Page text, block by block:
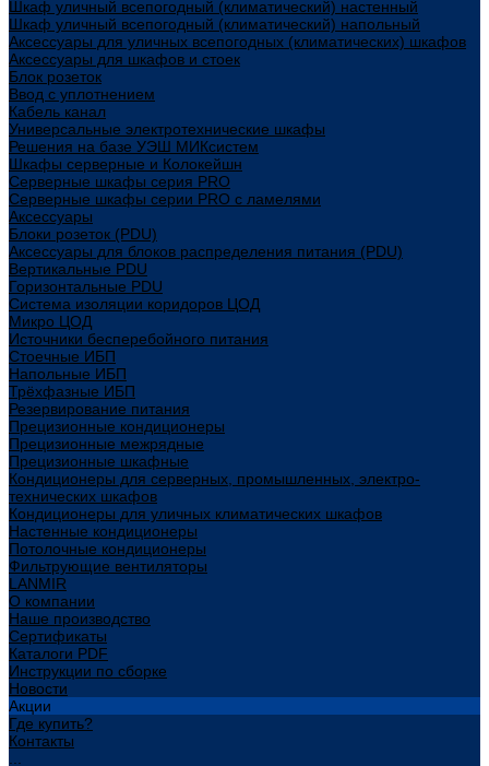
Шкаф уличный всепогодный (климатический) настенный
Шкаф уличный всепогодный (климатический) напольный
Аксессуары для уличных всепогодных (климатических) шкафов
Аксессуары для шкафов и стоек
Блок розеток
Ввод с уплотнением
Кабель канал
Универсальные электротехнические шкафы
Решения на базе УЭШ МИКсистем
Шкафы серверные и Колокейшн
Серверные шкафы серия PRO
Серверные шкафы серии PRO с ламелями
Аксессуары
Блоки розеток (PDU)
Аксессуары для блоков распределения питания (PDU)
Вертикальные PDU
Горизонтальные PDU
Система изоляции коридоров ЦОД
Микро ЦОД
Источники бесперебойного питания
Стоечные ИБП
Напольные ИБП
Трёхфазные ИБП
Резервирование питания
Прецизионные кондиционеры
Прецизионные межрядные
Прецизионные шкафные
Кондиционеры для серверных, промышленных, электро-
технических шкафов
Кондиционеры для уличных климатических шкафов
Настенные кондиционеры
Потолочные кондиционеры
Фильтрующие вентиляторы
LANMIR
О компании
Наше производство
Сертификаты
Каталоги PDF
Инструкции по сборке
Новости
Акции
Где купить?
Контакты